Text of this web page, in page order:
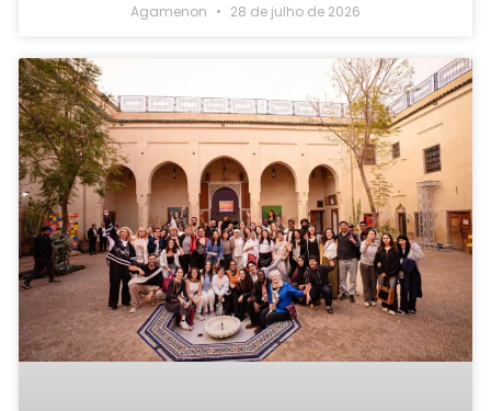
Agamenon 28 de julho de 2026